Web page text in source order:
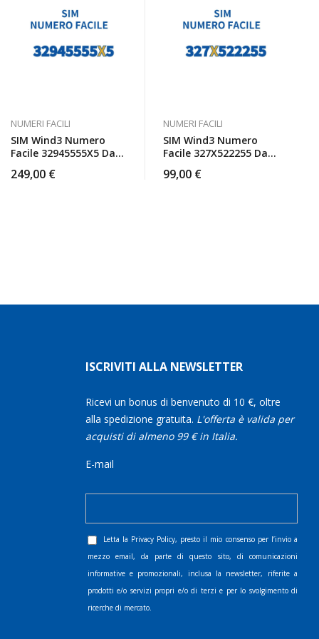
NUMERI FACILI
SIM Wind3 Numero
Facile 32945555X5 Da
249,00 €
NUMERI FACILI
SIM Wind3 Numero
Facile 327X522255 Da
99,00 €
ISCRIVITI ALLA NEWSLETTER
Ricevi un bonus di benvenuto di 10 €, oltre
alla spedizione gratuita. L'offerta è valida per
acquisti di almeno 99 € in Italia.
E-mail
Letta la Privacy Policy, presto il mio consenso per l’invio a
mezzo email, da parte di questo sito, di comunicazioni
informative e promozionali, inclusa la newsletter, riferite a
prodotti e/o servizi propri e/o di terzi e per lo svolgimento di
ricerche di mercato.